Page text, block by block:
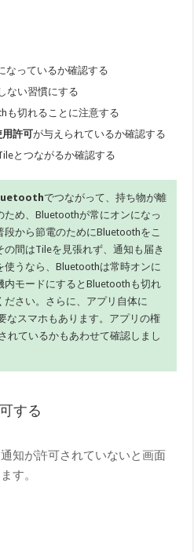
なっているか確認する
ない習慣にする
も切れることに注意する
許可が与えられているか確認する
とつながるか確認する
でつながって、持ち物が離
め、Bluetoothが常にオンになっ
から節電のためにBluetoothをこ
の間はTileを見張れず、通知も届き
使うなら、Bluetoothは常時オンに
内モードにするとBluetoothも切れ
さい。さらに、アプリ自体に
なスマホもあります。アプリの権
れているかもあわせて確認しまし
する
知が許可されていないと画面
す。